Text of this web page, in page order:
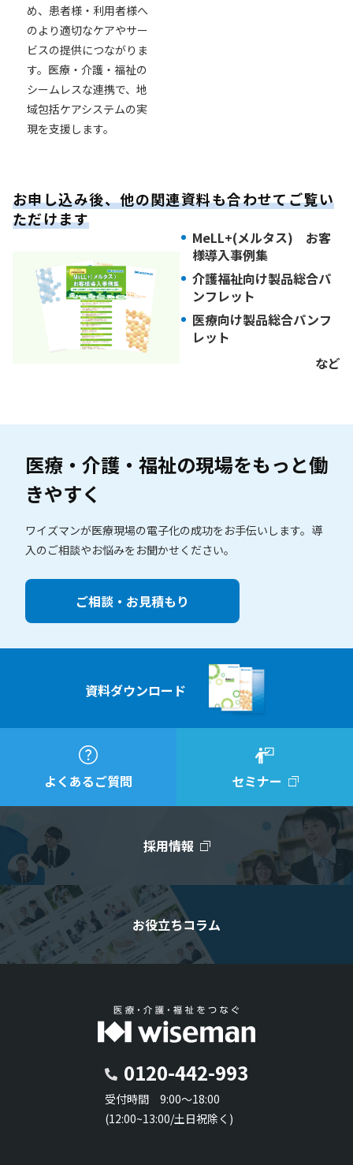
め、患者様・利用者様へ
のより適切なケアやサー
ビスの提供につながりま
す。医療・介護・福祉の
シームレスな連携で、地
域包括ケアシステムの実
現を支援します。
お申し込み後、他の関連資料も合わせてご覧い
ただけます
MeLL+(メルタス) お客
様導入事例集
介護福祉向け製品総合パ
ンフレット
医療向け製品総合パンフ
レット
など
医療・介護・福祉の現場をもっと働
きやすく
ワイズマンが医療現場の電子化の成功をお手伝いします。 導
入のご相談やお悩みをお聞かせください。
ご相談・お見積もり
資料ダウンロード
よくあるご質問 セミナー
採用情報
お役立ちコラム
0120-442-993
受付時間 9:00～18:00
(12:00~13:00/土日祝除く)